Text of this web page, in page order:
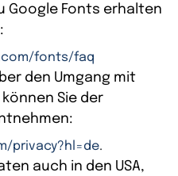
Google Fonts erhalten
fonts/faq
den Umgang mit
Sie der
privacy?hl=de.
auch in den USA,